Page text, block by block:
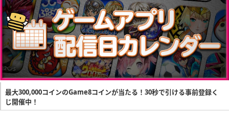
最大300,000コインのGame8コインが当たる！30秒で引ける事前登録く
じ開催中！